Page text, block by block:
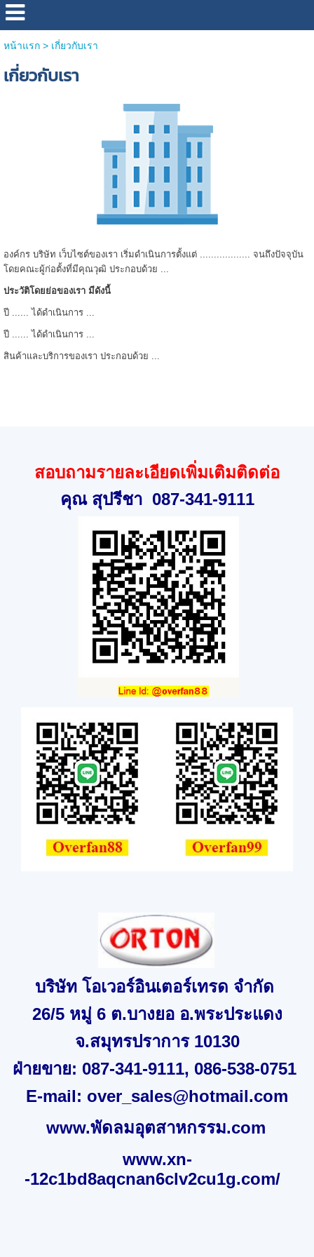
หน้าแรก> เกี่ยวกับเรา
เกี่ยวกับเรา
องค์กร บริษัท เว็บไซต์ของเรา เริ่มดำเนินการตั้งแต่ .................. จนถึงปัจจุบัน
โดยคณะผู้ก่อตั้งที่มีคุณวุฒิ ประกอบด้วย ...
ประวัติโดยย่อของเรา มีดังนี้
ปี ...... ได้ดำเนินการ ...
ปี ...... ได้ดำเนินการ ...
สินค้าและบริการของเรา ประกอบด้วย ...
สอบถามรายละเอียดเพิ่มเติมติดต่อ
คุณ สุปรีชา 087-341-9111
บริษัท โอเวอร์อินเตอร์เทรด จำกัด
26/5 หมู่ 6 ต.บางยอ อ.พระประแดง
จ.สมุทรปราการ 10130
ฝ่ายขาย: 087-341-9111, 086-538-0751
E-mail: over_sales@hotmail.com
www.พัดลมอุตสาหกรรม.com
www.xn-
-12c1bd8aqcnan6clv2cu1g.com/